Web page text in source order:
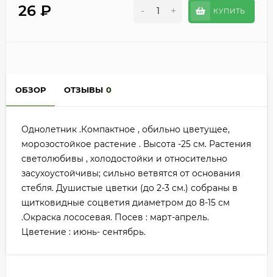
26 ₽ - + КУПИТЬ
ОБЗОР ОТЗЫВЫ 0
Однолетник .Компактное , обильно цветущее,
морозостойкое растение . Высота -25 см. Растения
светолюбивы , холодостойки и относительно
засухоустойчивы; сильно ветвятся от основания
стебля. Душистые цветки (до 2-3 см.) собраны в
щитковидные соцветия диаметром до 8-15 см
.Окраска лососевая. Посев : март-апрель.
Цветение : июнь- сентябрь.